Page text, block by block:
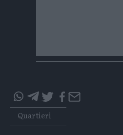
questo
articolo
su
questo
articolo
su
Tags
Quartieri